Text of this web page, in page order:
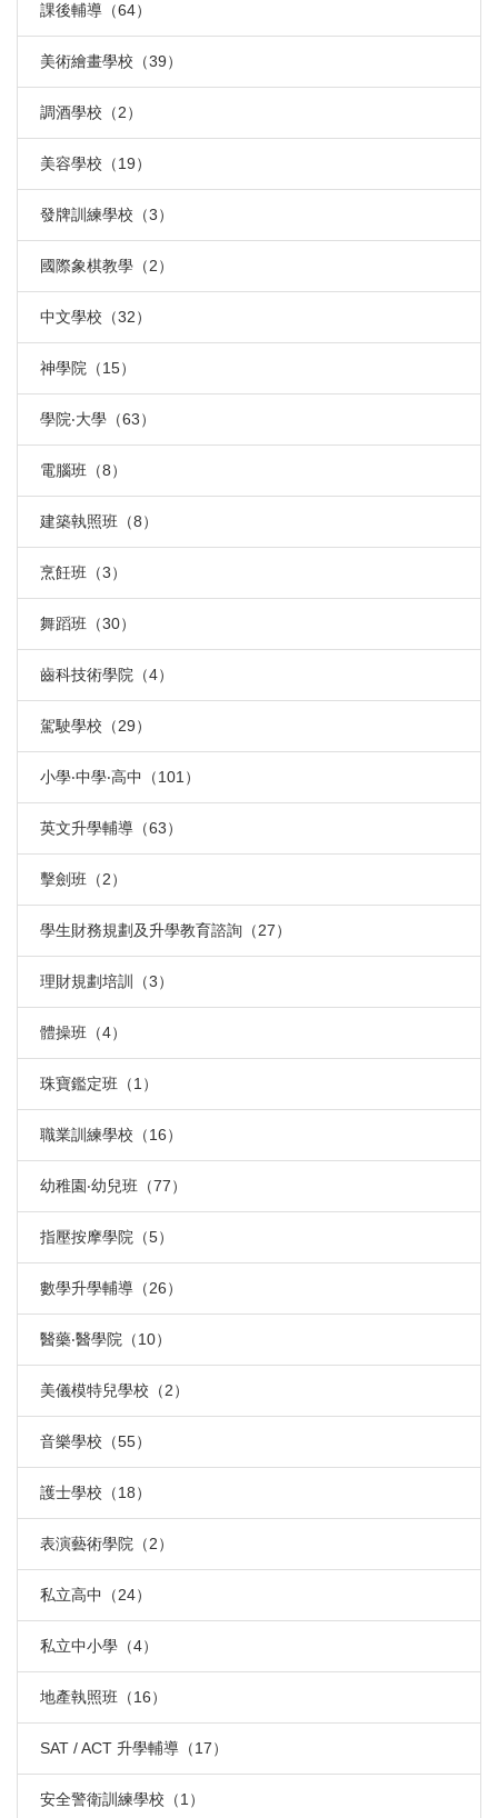
課後輔導（64）
美術繪畫學校（39）
調酒學校（2）
美容學校（19）
發牌訓練學校（3）
國際象棋教學（2）
中文學校（32）
神學院（15）
學院‧大學（63）
電腦班（8）
建築執照班（8）
烹飪班（3）
舞蹈班（30）
齒科技術學院（4）
駕駛學校（29）
小學‧中學‧高中（101）
英文升學輔導（63）
擊劍班（2）
學生財務規劃及升學教育諮詢（27）
理財規劃培訓（3）
體操班（4）
珠寶鑑定班（1）
職業訓練學校（16）
幼稚園‧幼兒班（77）
指壓按摩學院（5）
數學升學輔導（26）
醫藥‧醫學院（10）
美儀模特兒學校（2）
音樂學校（55）
護士學校（18）
表演藝術學院（2）
私立高中（24）
私立中小學（4）
地產執照班（16）
SAT / ACT 升學輔導（17）
安全警衛訓練學校（1）